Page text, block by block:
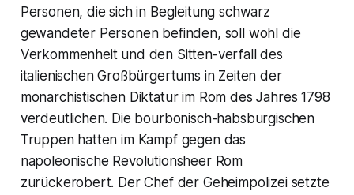
Personen, die sich in Begleitung schwarz
gewandeter Personen befinden, soll wohl die
Verkommenheit und den Sitten-verfall des
italienischen Großbürgertums in Zeiten der
monarchistischen Diktatur im Rom des Jahres 1798
verdeutlichen. Die bourbonisch-habsburgischen
Truppen hatten im Kampf gegen das
napoleonische Revolutionsheer Rom
zurückerobert. Der Chef der Geheimpolizei setzte